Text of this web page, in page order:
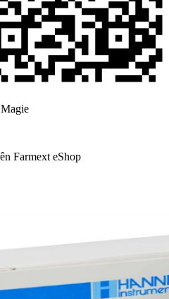
Farmext eShop